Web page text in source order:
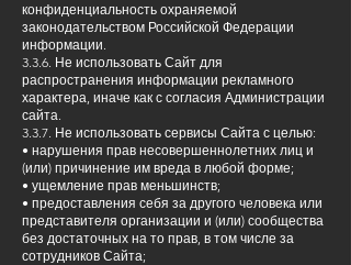
конфиденциальность охраняемой
законодательством Российской Федерации
информации.
3.3.6. Не использовать Сайт для
распространения информации рекламного
характера, иначе как с согласия Администрации
сайта.
3.3.7. Не использовать сервисы Сайта с целью:
• нарушения прав несовершеннолетних лиц и
(или) причинение им вреда в любой форме;
• ущемление прав меньшинств;
• предоставления себя за другого человека или
представителя организации и (или) сообщества
без достаточных на то прав, в том числе за
сотрудников Сайта;